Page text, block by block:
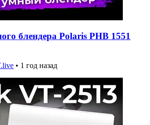
блендера Polaris PHB 1551
• 1 год назад